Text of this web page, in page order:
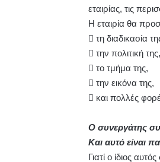
εταιρίας, τις
Η εταιρία θα
 τη διαδικασία
 την πολιτική της,
 το τμήμα της,
 την εικόνα της,
 και πολλές
Ο συνεργάτης
Και αυτό είναι
Γιατί ο ίδιος